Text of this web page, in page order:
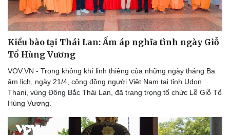
Kiều bào tại Thái Lan: Ấm áp nghĩa tình ngày Giỗ
Tổ Hùng Vương
VOV.VN - Trong không khí linh thiêng của những ngày tháng Ba
âm lịch, ngày 21/4, cộng đồng người Việt Nam tại tỉnh Udon
Thani, vùng Đông Bắc Thái Lan, đã trang trọng tổ chức Lễ Giỗ Tổ
Hùng Vương.